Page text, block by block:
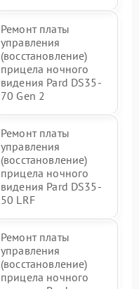
Ремонт платы
управления
(восстановление)
прицела ночного
видения Pard DS35-
70 Gen 2
Ремонт платы
управления
(восстановление)
прицела ночного
видения Pard DS35-
50 LRF
Ремонт платы
управления
(восстановление)
прицела ночного